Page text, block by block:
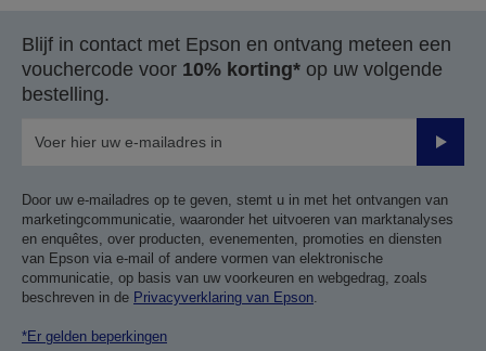
Blijf in contact met Epson en ontvang meteen een
vouchercode voor 10% korting* op uw volgende
bestelling.
Door uw e-mailadres op te geven, stemt u in met het ontvangen van
marketingcommunicatie, waaronder het uitvoeren van marktanalyses
en enquêtes, over producten, evenementen, promoties en diensten
van Epson via e-mail of andere vormen van elektronische
communicatie, op basis van uw voorkeuren en webgedrag, zoals
beschreven in de Privacyverklaring van Epson
*Er gelden beperkingen